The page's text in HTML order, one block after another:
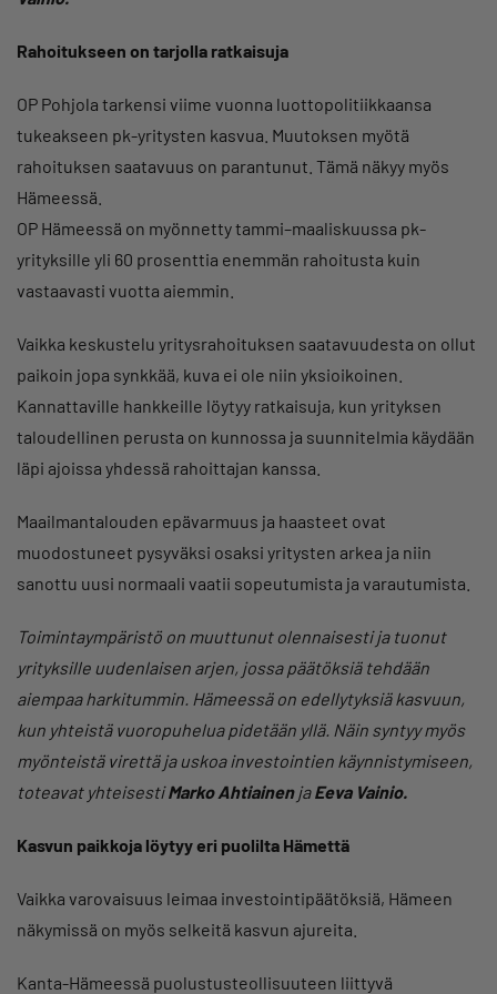
Rahoitukseen on tarjolla ratkaisuja
OP Pohjola tarkensi viime vuonna luottopolitiikkaansa
tukeakseen pk-yritysten kasvua. Muutoksen myötä
rahoituksen saatavuus on parantunut. Tämä näkyy myös
Hämeessä.
OP Hämeessä on myönnetty tammi–maaliskuussa pk-
yrityksille yli 60 prosenttia enemmän rahoitusta kuin
vastaavasti vuotta aiemmin.
Vaikka keskustelu yritysrahoituksen saatavuudesta on ollut
paikoin jopa synkkää, kuva ei ole niin yksioikoinen.
Kannattaville hankkeille löytyy ratkaisuja, kun yrityksen
taloudellinen perusta on kunnossa ja suunnitelmia käydään
läpi ajoissa yhdessä rahoittajan kanssa.
Maailmantalouden epävarmuus ja haasteet ovat
muodostuneet pysyväksi osaksi yritysten arkea ja niin
sanottu uusi normaali vaatii sopeutumista ja varautumista.
Toimintaympäristö on muuttunut olennaisesti ja tuonut
yrityksille uudenlaisen arjen, jossa päätöksiä tehdään
aiempaa harkitummin. Hämeessä on edellytyksiä kasvuun,
kun yhteistä vuoropuhelua pidetään yllä. Näin syntyy myös
myönteistä virettä ja uskoa investointien käynnistymiseen,
toteavat yhteisestiMarko AhtiainenjaEeva Vainio.
Kasvun paikkoja löytyy eri puolilta Hämettä
Vaikka varovaisuus leimaa investointipäätöksiä, Hämeen
näkymissä on myös selkeitä kasvun ajureita.
Kanta-Hämeessä puolustusteollisuuteen liittyvä